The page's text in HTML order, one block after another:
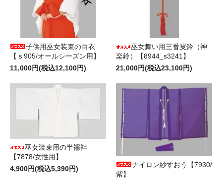
子供用巫女装束の白衣
【ｓ905/オールシーズン用】
11,000円(税込12,100円)
巫女舞い用三番叟鈴（神
楽鈴）【8944_s3241】
21,000円(税込23,100円)
巫女装束用の半襦袢
【7878/女性用】
4,900円(税込5,390円)
ナイロン紗すおう【7930/
紫】